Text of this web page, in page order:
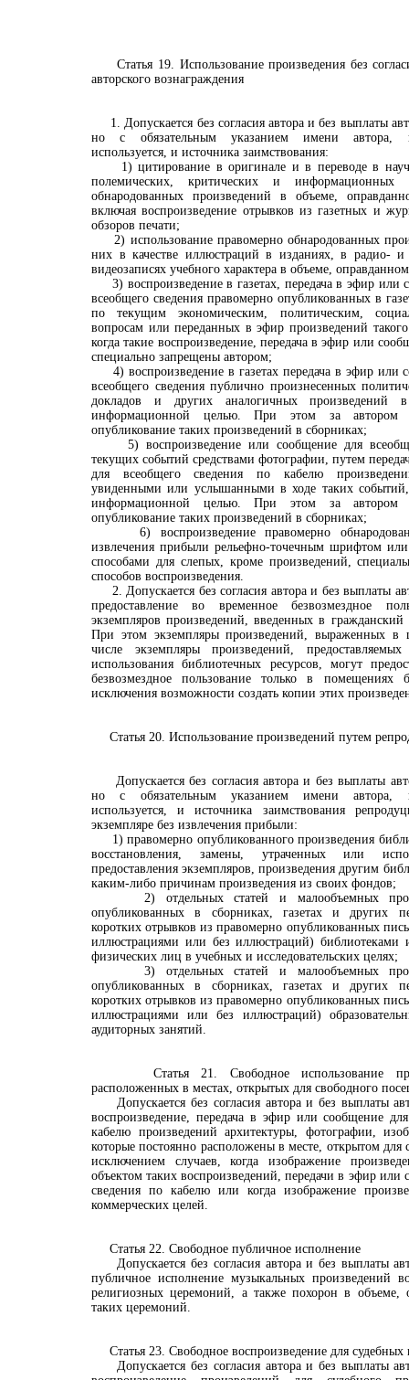
Статья 19. Использование произведения без
авторского вознаграждения
1. Допускается без согласия автора и без выплаты
но с обязательным указанием имени автора,
используется, и источника заимствования:
1) цитирование в оригинале и в переводе в
полемических, критических и информационных
обнародованных произведений в объеме,
включая воспроизведение отрывков из газетных и
обзоров печати;
2) использование правомерно обнародованных
них в качестве иллюстраций в изданиях, в радио- и
видеозаписях учебного характера в объеме,
3) воспроизведение в газетах, передача в эфир или
всеобщего сведения правомерно опубликованных в
по текущим экономическим, политическим,
вопросам или переданных в эфир произведений
когда такие воспроизведение, передача в эфир или
специально запрещены автором;
4) воспроизведение в газетах передача в эфир или
всеобщего сведения публично произнесенных
докладов и других аналогичных произведений
информационной целью. При этом за автором
опубликование таких произведений в сборниках;
5) воспроизведение или сообщение для
текущих событий средствами фотографии, путем
для всеобщего сведения по кабелю
увиденными или услышанными в ходе таких
информационной целью. При этом за автором
опубликование таких произведений в сборниках;
6) воспроизведение правомерно
извлечения прибыли рельефно-точечным шрифтом
способами для слепых, кроме произведений,
способов воспроизведения.
2. Допускается без согласия автора и без выплаты
предоставление во временное безвозмездное
экземпляров произведений, введенных в
При этом экземпляры произведений, выраженных
числе экземпляры произведений,
использования библиотечных ресурсов, могут
безвозмездное пользование только в помещениях
исключения возможности создать копии этих
Статья 20. Использование произведений путем
Допускается без согласия автора и без выплаты
но с обязательным указанием имени автора,
используется, и источника заимствования
экземпляре без извлечения прибыли:
1) правомерно опубликованного произведения
восстановления, замены, утраченных или
предоставления экземпляров, произведения другим
каким-либо причинам произведения из своих фондов;
2) отдельных статей и малообъемных
опубликованных в сборниках, газетах и других
коротких отрывков из правомерно опубликованных
иллюстрациями или без иллюстраций) библиотеками
физических лиц в учебных и исследовательских целях;
3) отдельных статей и малообъемных
опубликованных в сборниках, газетах и других
коротких отрывков из правомерно опубликованных
иллюстрациями или без иллюстраций)
аудиторных занятий.
Статья 21. Свободное использование
расположенных в местах, открытых для свободного
Допускается без согласия автора и без выплаты
воспроизведение, передача в эфир или сообщение
кабелю произведений архитектуры, фотографии,
которые постоянно расположены в месте, открытом для
исключением случаев, когда изображение
объектом таких воспроизведений, передачи в эфир или
сведения по кабелю или когда изображение
коммерческих целей.
Статья 22. Свободное публичное исполнение
Допускается без согласия автора и без выплаты
публичное исполнение музыкальных произведений
религиозных церемоний, а также похорон в объеме,
таких церемоний.
Статья 23. Свободное воспроизведение для судебных
Допускается без согласия автора и без выплаты